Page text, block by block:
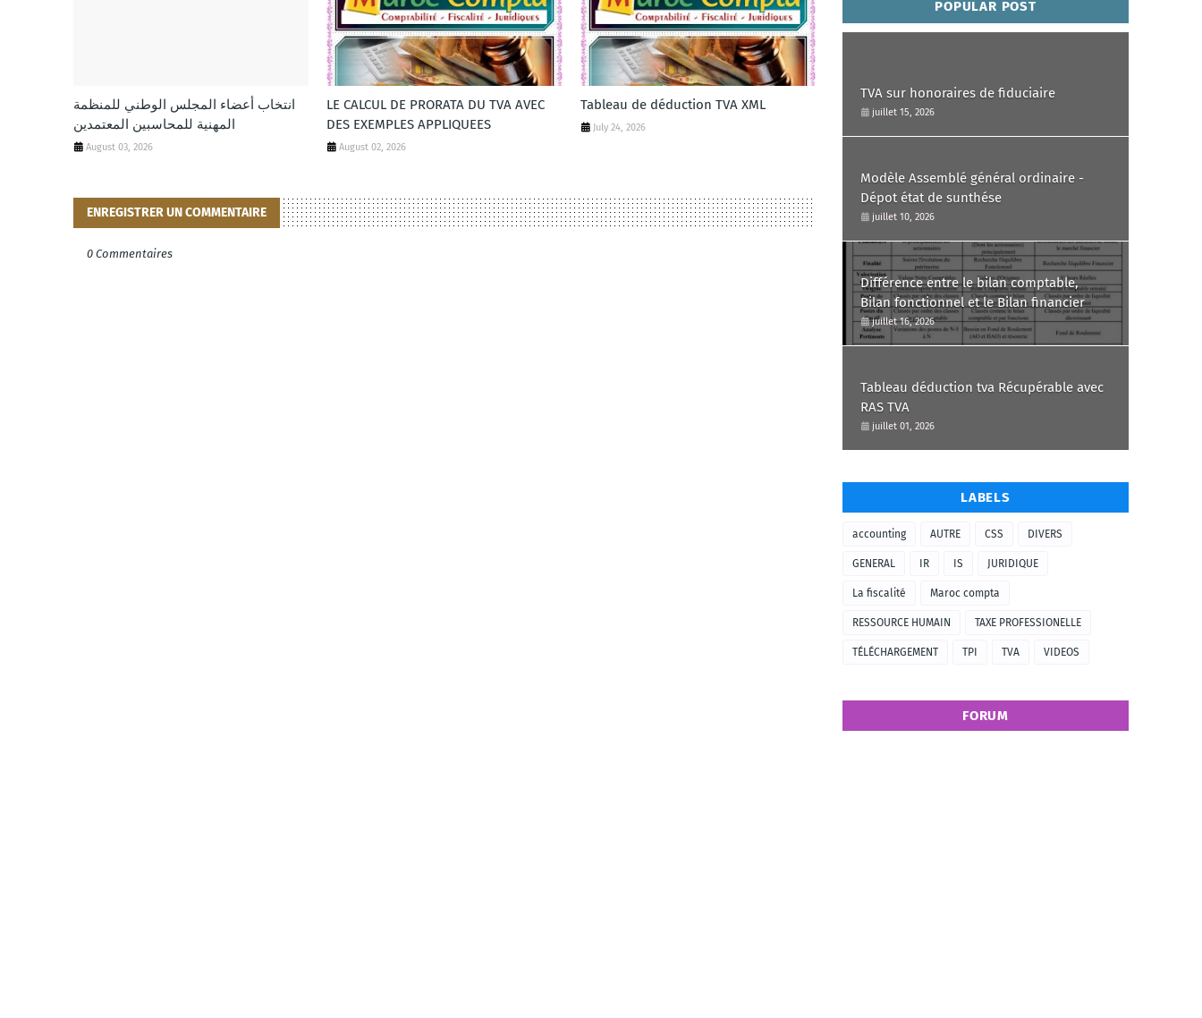
انتخاب أعضاء المجلس الوطني للمنظمة
المهنية للمحاسبين المعتمدين
August 03, 2026
LE CALCUL DE PRORATA DU TVA AVEC
DES EXEMPLES APPLIQUEES
August 02, 2026
Tableau de déduction TVA XML
July 24, 2026
ENREGISTRER UN COMMENTAIRE
0 Commentaires
POPULAR POST
TVA sur honoraires de fiduciaire
juillet 15, 2026
Modèle Assemblé général ordinaire -
Dépot état de sunthése
juillet 10, 2026
Différence entre le bilan comptable,
Bilan fonctionnel et le Bilan financier
juillet 16, 2026
Tableau déduction tva Récupérable avec
RAS TVA
juillet 01, 2026
LABELS
accounting AUTRE CSS DIVERS
GENERAL IR IS JURIDIQUE
La fiscalité Maroc compta
RESSOURCE HUMAIN TAXE PROFESSIONELLE
TÉLÉCHARGEMENT TPI TVA VIDEOS
FORUM